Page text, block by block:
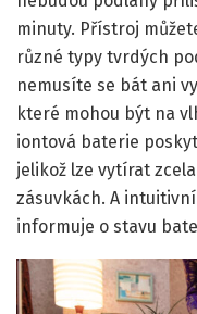
minuty. Přístroj
různé typy tvrdých
nemusíte se bát ani
které mohou být na
iontová baterie
jelikož lze vytírat
zásuvkách. A
informuje o stavu